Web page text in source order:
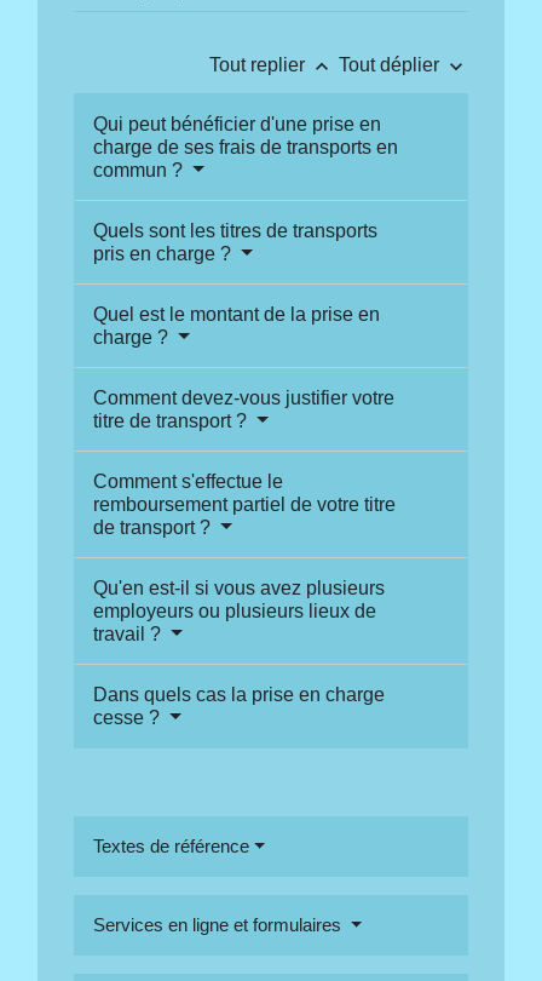
Tout replier keyboard_arrow_up Tout déplier keyboard_arrow_down
Qui peut bénéficier d'une prise en
charge de ses frais de transports en
commun ?
Quels sont les titres de transports
pris en charge ?
Quel est le montant de la prise en
charge ?
Comment devez-vous justifier votre
titre de transport ?
Comment s'effectue le
remboursement partiel de votre titre
de transport ?
Qu'en est-il si vous avez plusieurs
employeurs ou plusieurs lieux de
travail ?
Dans quels cas la prise en charge
cesse ?
Textes de référence
Services en ligne et formulaires